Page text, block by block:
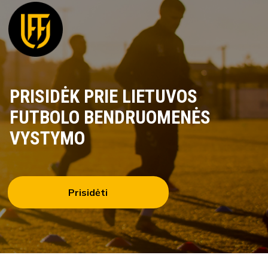
PRISIDĖK PRIE LIETUVOS
FUTBOLO BENDRUOMENĖS
VYSTYMO
Prisidėti